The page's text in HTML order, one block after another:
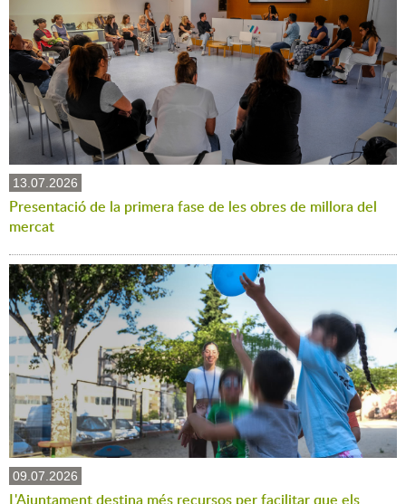
13.07.2026
Presentació de la primera fase de les obres de millora del
mercat
09.07.2026
L'Ajuntament destina més recursos per facilitar que els